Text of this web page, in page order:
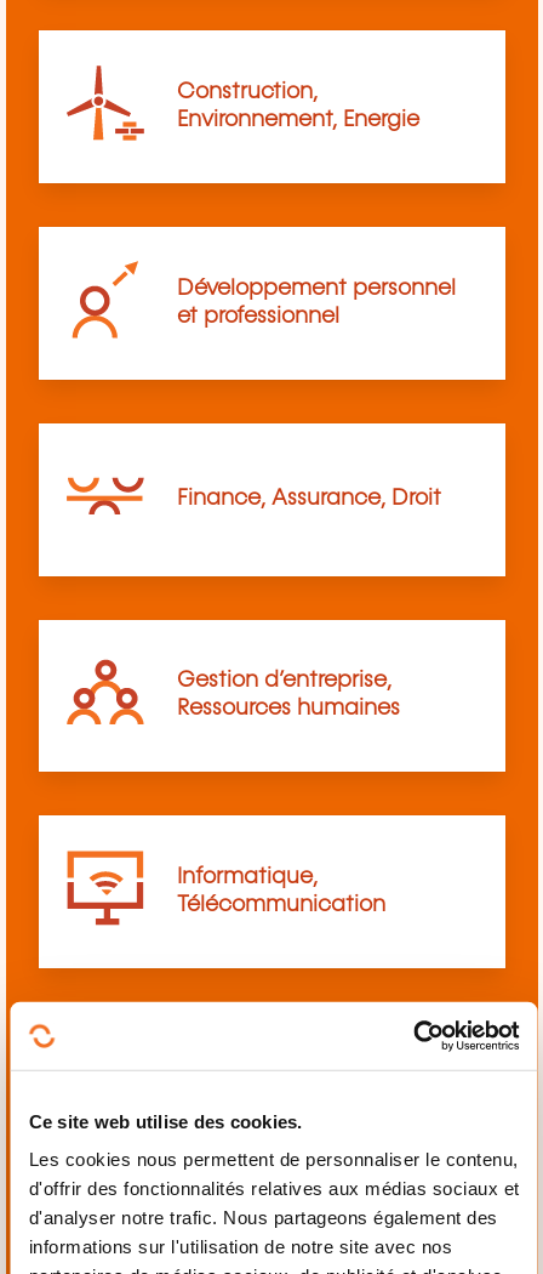
Ce site web utilise des cookies.
Les cookies nous permettent de personnaliser le contenu,
d'offrir des fonctionnalités relatives aux médias sociaux et
d'analyser notre trafic. Nous partageons également des
informations sur l'utilisation de notre site avec nos
Construction,
Environnement, Energie
Développement personnel
et professionnel
Finance, Assurance, Droit
Gestion d’entreprise,
Ressources humaines
Informatique,
Télécommunication
Mécanique,